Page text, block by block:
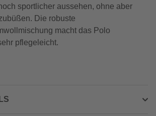
sportlicher aussehen, ohne aber
Die robuste
macht das Polo
pflegeleicht.